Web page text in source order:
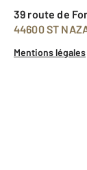
39 route de
44600 ST
Mentions légales